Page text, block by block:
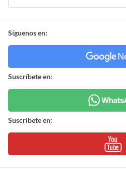
Síguenos en:
Suscríbete en:
Suscríbete en: